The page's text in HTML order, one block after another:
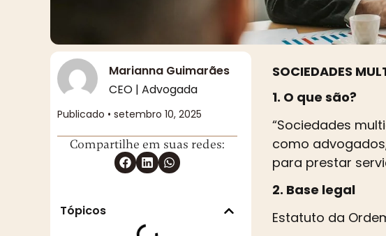
Marianna Guimarães
CEO | Advogada
Publicado • setembro 10, 2025
Compartilhe em suas redes:
Tópicos
SOCIEDADES
1. O que são?
“Sociedades
como
para prestar
2. Base legal
Estatuto da